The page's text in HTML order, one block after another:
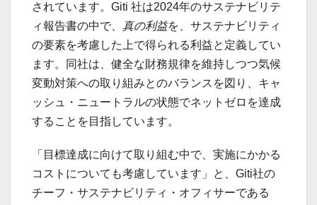
されています。Giti 社は2024年のサステナビリテ
ィ報告書の中で、 真の利益を、サステナビリティ
の要素を考慮した上で得られる利益と定義してい
ます。同社は、健全な財務規律を維持しつつ気候
変動対策への取り組みとのバランスを図り、キャ
ッシュ・ニュートラルの状態でネットゼロを達成
することを目指しています。
「目標達成に向けて取り組む中で、実施にかかる
コストについても考慮しています」と、Giti社の
チーフ・サステナビリティ・オフィサーである